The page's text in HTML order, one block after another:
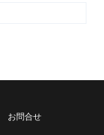
お問合せ